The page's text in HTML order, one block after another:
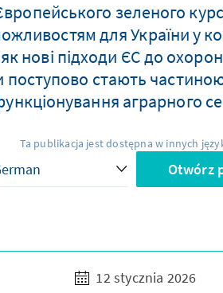
зеленого
для України у
нові підходи ЄС до
поступово стають
аграрного
Ta publikacja jest dostępna w innych
Otwórz
12 stycznia 2026